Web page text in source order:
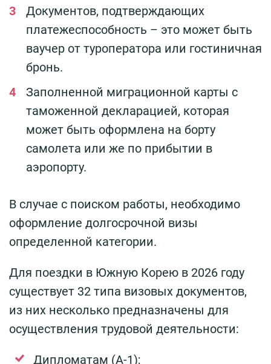
Документов, подтверждающих
платежеспособность – это может быть
ваучер от туроператора или гостиничная
бронь.
Заполненной миграционной карты с
таможенной декларацией, которая
может быть оформлена на борту
самолета или же по прибытии в
аэропорту.
В случае с поиском работы, необходимо
оформление долгосрочной визы
определенной категории.
Для поездки в Южную Корею в 2026 году
существует 32 типа визовых документов,
из них несколько предназначены для
осуществления трудовой деятельности:
Дипломатам (А-1);